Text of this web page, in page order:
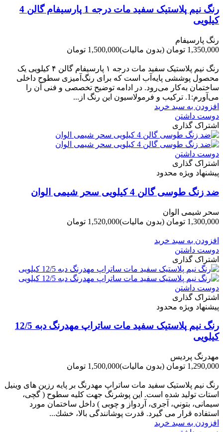
رنگ نیم پلاستیک سفید مات درجه 1 پارسیفام گالن 4
کیلویی
رنگ پارسیفام
1,350,000 تومان
(بدون مالیات)1,500,000 تومان
رنگ نیم‌ پلاستیک سفید مات درجه ۱ پارسیفام گالن ۴ کیلویی یک
محصول پوششی پایه‌آب است که برای رنگ‌آمیزی سطوح داخلی
ساختمان به‌کار می‌رود. در ادامه توضیح تخصصی و فنی آن را
می‌آورم:1. ترکیب و فرمولاسیون این رنگ از...
افزودن به سبد خرید
دوست داشتن
اشتراک گذاری
دوست داشتن
اشتراک گذاری
پیشنهاد ویژه محدود
ضد زنگ طوسی گالن 4 کیلویی سحر شیمی الوان
سحر شیمی الوان
1,300,000 تومان
(بدون مالیات)1,520,000 تومان
افزودن به سبد خرید
دوست داشتن
اشتراک گذاری
دوست داشتن
اشتراک گذاری
پیشنهاد ویژه محدود
رنگ نیم پلاستیک سفید مات ساتراپ مهدرنگ دبه 12/5
کیلویی
مهدرنگ پردیس
1,290,000 تومان
(بدون مالیات)1,500,000 تومان
رنگ نیم پلاستیک سفید مات ساتراپ مهدرنگ بر پایه رزین های وینیل
استات تولید شده است. این پوشرنگ جهت کلیه سطوح ( گچی،
سیمانی، بتوني، آجری، آردواز و چوبی ) داخل ساختمان مورد
استفاده قرار می گیرد. قدرت پوشانندگی بالا، خشك...
افزودن به سبد خرید